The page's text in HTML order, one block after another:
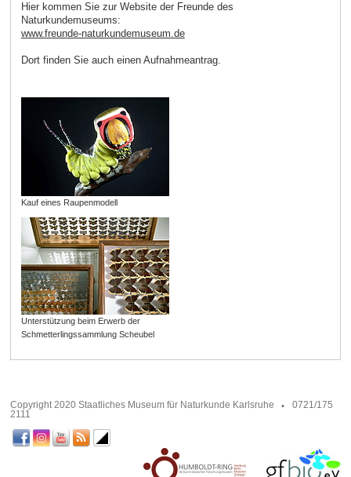
Hier kommen Sie zur Website der Freunde des
Naturkundemuseums:
www.freunde-naturkundemuseum.de
Dort finden Sie auch einen Aufnahmeantrag.
Kauf eines Raupenmodell
Unterstützung beim Erwerb der
Schmetterlingssammlung Scheubel
Copyright 2020 Staatliches Museum für Naturkunde Karlsruhe
0721/175
2111